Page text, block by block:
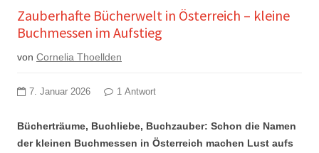
Zauberhafte Bücherwelt in Österreich – kleine
Buchmessen im Aufstieg
von Cornelia Thoellden
7. Januar 2026 1 Antwort
Bücherträume, Buchliebe, Buchzauber: Schon die Namen
der kleinen Buchmessen in Österreich machen Lust aufs